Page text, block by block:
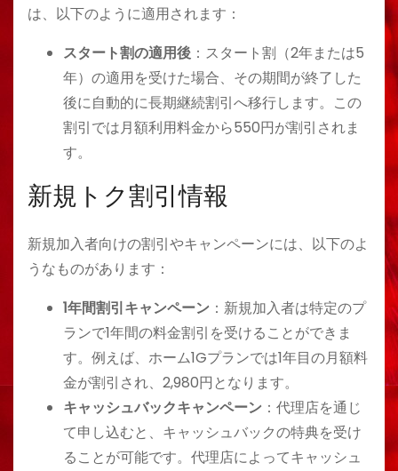
は、以下のように適用されます：
スタート割の適用後 ：スタート割（2年または5
年）の適用を受けた場合、その期間が終了した
後に自動的に長期継続割引へ移行します。この
割引では月額利用料金から550円が割引されま
す​​。
新規トク割引情報
新規加入者向けの割引やキャンペーンには、以下のよ
うなものがあります：
1年間割引キャンペーン ：新規加入者は特定のプ
ランで1年間の料金割引を受けることができま
す。例えば、ホーム1Gプランでは1年目の月額料
金が割引され、2,980円となります。
キャッシュバックキャンペーン ：代理店を通じ
て申し込むと、キャッシュバックの特典を受け
ることが可能です。代理店によってキャッシュ